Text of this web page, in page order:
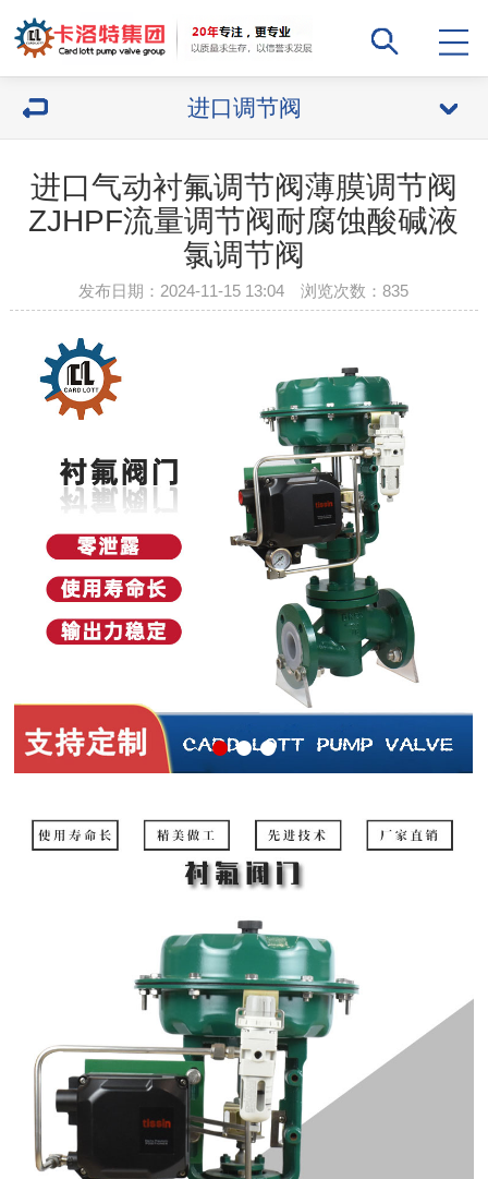
进口调节阀
进口气动衬氟调节阀薄膜调节阀
ZJHPF流量调节阀耐腐蚀酸碱液
氯调节阀
发布日期：2024-11-15 13:04 浏览次数：835